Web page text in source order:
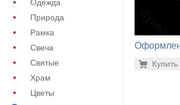
Одежда
Природа
Рамка
Свеча
Святые
Храм
Цветы
Купить